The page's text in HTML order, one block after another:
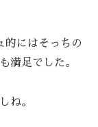
的にはそっちの
満足でした。
ね。